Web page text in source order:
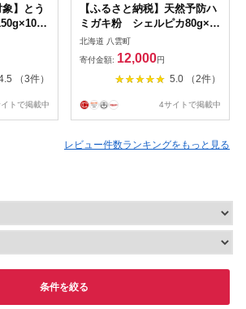
】とう
袋
コーン
（3件）
トで掲載中
【ふるさと納税】天然予防ハ
ミガキ粉 シェルピカ80g×3
本セット ※沖縄・離島への配
送不可
北海道 八雲町
寄付金額: 12,000円
5.0 （2件）
4サイトで掲載中
レビュー件数ランキングをもっと見る
条件を絞る